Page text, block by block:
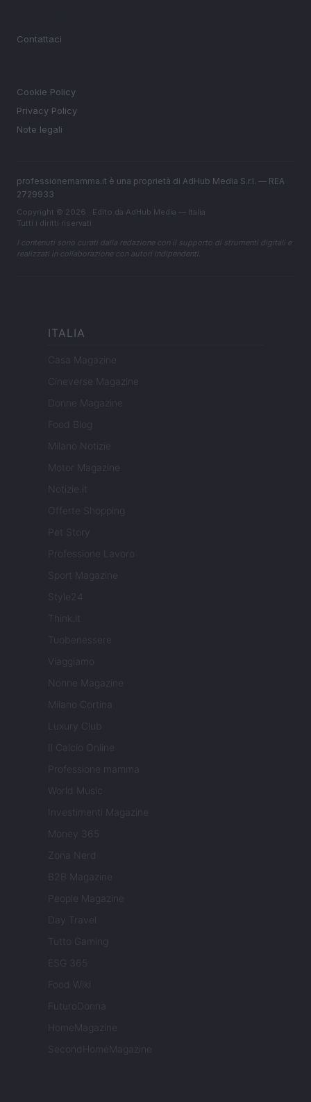
Contattaci
Cookie Policy
Privacy Policy
Note legali
professionemamma.it è una proprietà di AdHub Media S.r.l. — REA
2729933
Copyright © 2026 · Edito da AdHub Media — Italia
Tutti i diritti riservati
I contenuti sono curati dalla redazione con il supporto di strumenti digitali e
realizzati in collaborazione con autori indipendenti.
ITALIA
Casa Magazine
Cineverse Magazine
Donne Magazine
Food Blog
Milano Notizie
Motor Magazine
Notizie.it
Offerte Shopping
Pet Story
Professione Lavoro
Sport Magazine
Style24
Think.it
Tuobenessere
Viaggiamo
Nonne Magazine
Milano Cortina
Luxury Club
Il Calcio Online
Professione mamma
World Music
Investimenti Magazine
Money 365
Zona Nerd
B2B Magazine
People Magazine
Day Travel
Tutto Gaming
ESG 365
Food Wiki
FuturoDonna
HomeMagazine
SecondHomeMagazine